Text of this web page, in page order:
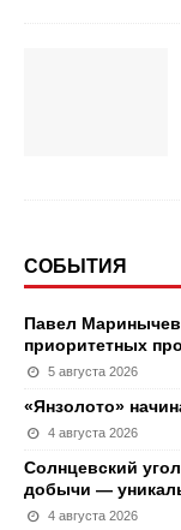
СОБЫТИЯ
Павел
приоритетных
5 августа 2026
«Янзолото»
4 августа 2026
Солнцевский
добычи —
4 августа 2026